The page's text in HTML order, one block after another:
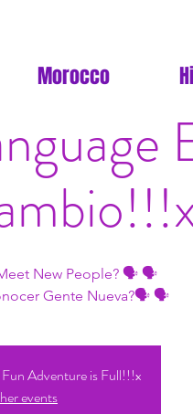
Morocco
New People? 🗣 🗣
Gente Nueva?🗣 🗣
Adventure is Full!!!x
events